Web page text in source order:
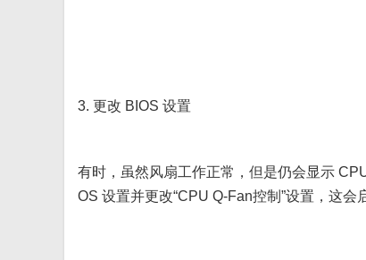
3. 更改 BIOS 设置
有时，虽然风扇工作正常，但是仍会显示
OS 设置并更改“CPU Q-Fan控制”设置，这